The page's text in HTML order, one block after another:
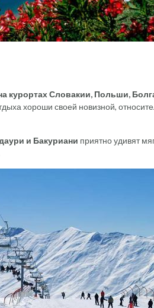
курортах Словакии, Польши,
хороши своей новизной,
и Бакуриани приятно удивят